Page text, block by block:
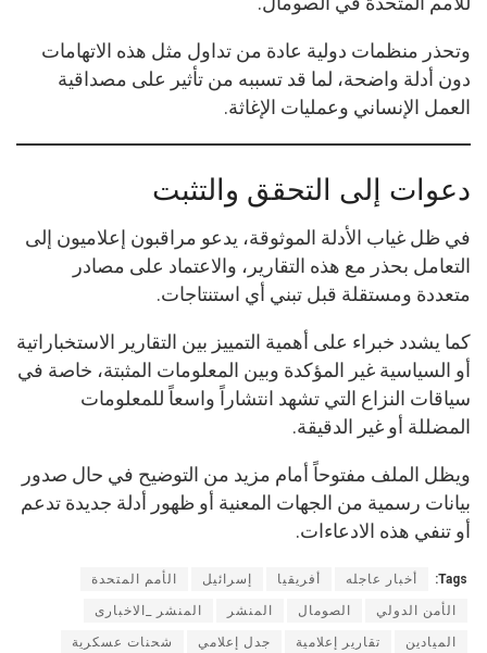
وتحذر منظمات دولية عادة من تداول مثل هذه الاتهامات
دون أدلة واضحة، لما قد تسببه من تأثير على مصداقية
العمل الإنساني وعمليات الإغاثة.
دعوات إلى التحقق والتثبت
في ظل غياب الأدلة الموثوقة، يدعو مراقبون إعلاميون إلى
التعامل بحذر مع هذه التقارير، والاعتماد على مصادر
متعددة ومستقلة قبل تبني أي استنتاجات.
كما يشدد خبراء على أهمية التمييز بين التقارير الاستخباراتية
أو السياسية غير المؤكدة وبين المعلومات المثبتة، خاصة في
سياقات النزاع التي تشهد انتشاراً واسعاً للمعلومات
المضللة أو غير الدقيقة.
ويظل الملف مفتوحاً أمام مزيد من التوضيح في حال صدور
بيانات رسمية من الجهات المعنية أو ظهور أدلة جديدة تدعم
أو تنفي هذه الادعاءات.
Tags: أخبار عاجله أفريقيا إسرائيل الأمم المتحدة
الأمن الدولي الصومال المنشر المنشر _الاخبارى
الميادين تقارير إعلامية جدل إعلامي شحنات عسكرية